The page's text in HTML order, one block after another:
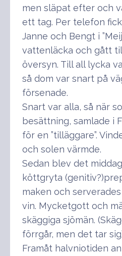
men släpat efter och
ett tag. Per telefon
Janne och Bengt i
vattenläcka och gått
översyn. Till all lycka
så dom var snart på
försenade.
Snart var alla, så när
besättning, samlade i
för en ”tilläggare”.
och solen värmde.
Sedan blev det
köttgryta
maken och
vin. Mycketgott och
skäggiga sjömän.
förrgår, men det tar
Framåt halvniotiden